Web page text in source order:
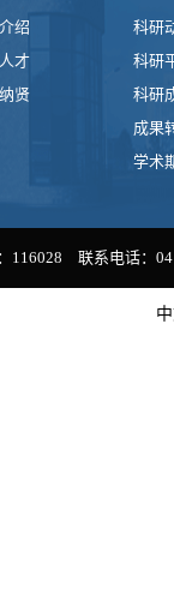
绍
才
贤
科研
科研
科研
成果
学术
116028 联系电话：